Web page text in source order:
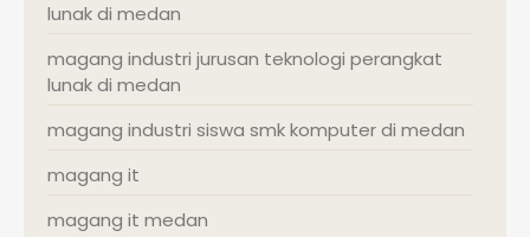
lunak di medan
magang industri jurusan teknologi perangkat
lunak di medan
magang industri siswa smk komputer di medan
magang it
magang it medan